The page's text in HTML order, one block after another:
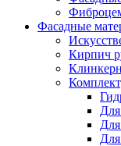
Фасадные
Кирпич